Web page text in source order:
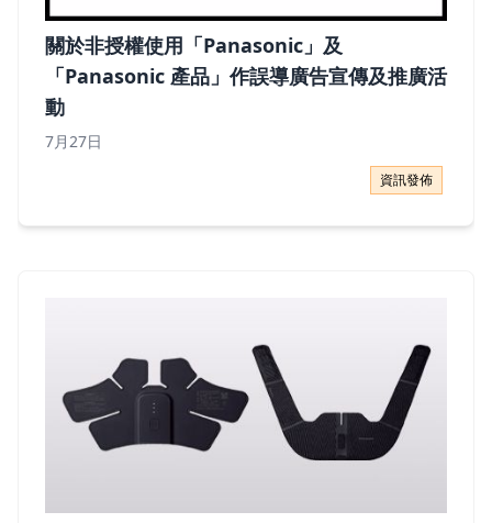
關於非授權使用「Panasonic」及
「Panasonic 產品」作誤導廣告宣傳及推廣活
動
7月27日
關於非授權使用「Panasonic」及「Panasonic 產品」
資訊發佈